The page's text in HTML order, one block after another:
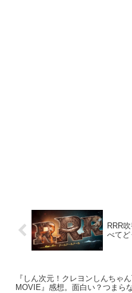
RRR
べてど
『しん次元！クレヨンしんちゃ
MOVIE』感想。面白い？つまら